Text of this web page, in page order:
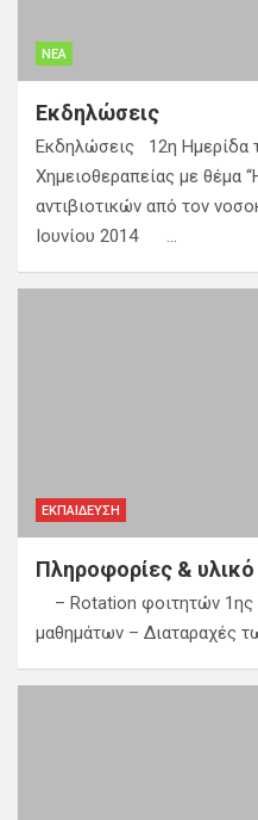
ΝΈΑ
Εκδηλώσεις
Εκδηλώσεις 12η Ημερίδα
Χημειοθεραπείας με θέμα
αντιβιοτικών από τον
Ιουνίου 2014 …
ΕΚΠΑΊΔΕΥΣΗ
Πληροφορίες & υλικό
– Rotation φοιτητών
μαθημάτων – Διαταραχές